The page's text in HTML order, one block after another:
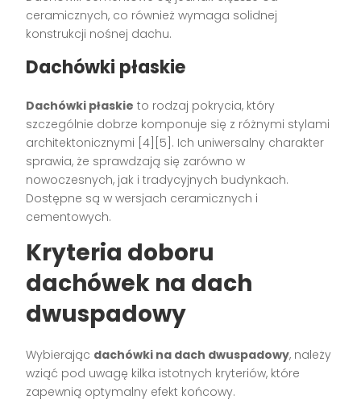
ceramicznych, co również wymaga solidnej
konstrukcji nośnej dachu.
Dachówki płaskie
Dachówki płaskie to rodzaj pokrycia, który
szczególnie dobrze komponuje się z różnymi stylami
architektonicznymi [4][5]. Ich uniwersalny charakter
sprawia, że sprawdzają się zarówno w
nowoczesnych, jak i tradycyjnych budynkach.
Dostępne są w wersjach ceramicznych i
cementowych.
Kryteria doboru
dachówek na dach
dwuspadowy
Wybierając dachówki na dach dwuspadowy, należy
wziąć pod uwagę kilka istotnych kryteriów, które
zapewnią optymalny efekt końcowy.